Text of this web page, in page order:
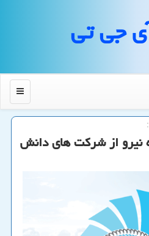
جی تی
منو
نیرو از شركت های دانش